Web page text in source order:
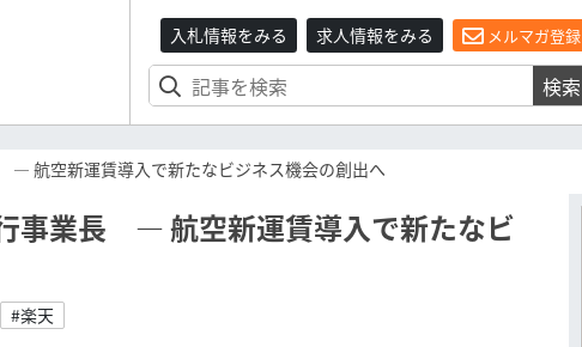
入札情報をみる 求人情報をみる メルマガ登録
検索
― 航空新運賃導入で新たなビジネス機会の創出へ
事業長 ― 航空新運賃導入で新たなビ
#楽天